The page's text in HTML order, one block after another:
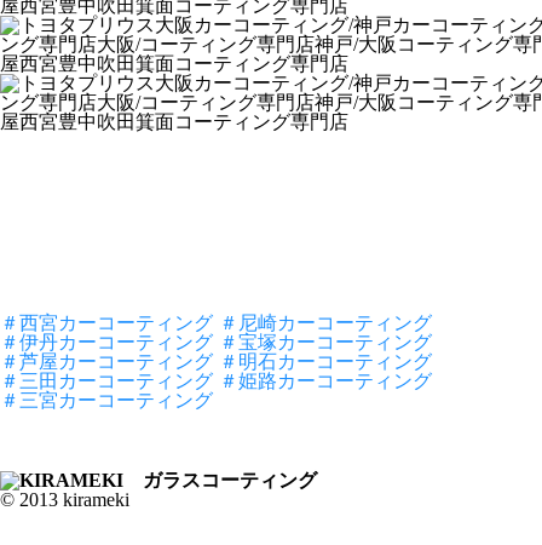
＃西宮カーコーティング ＃尼崎カーコーティング
＃伊丹カーコーティング ＃宝塚カーコーティング
＃芦屋カーコーティング ＃明石カーコーティング
＃三田カーコーティング ＃姫路カーコーティング
＃三宮カーコーティング
© 2013 kirameki